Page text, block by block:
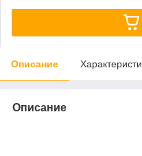
Описание
Описание